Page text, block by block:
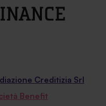
Creditizia Srl
Benefit